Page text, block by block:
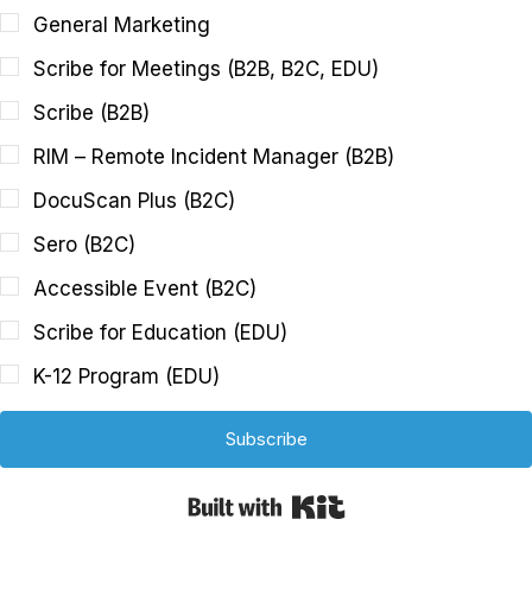
General Marketing
Scribe for Meetings (B2B, B2C, EDU)
Scribe (B2B)
RIM – Remote Incident Manager (B2B)
DocuScan Plus (B2C)
Sero (B2C)
Accessible Event (B2C)
Scribe for Education (EDU)
K-12 Program (EDU)
Subscribe